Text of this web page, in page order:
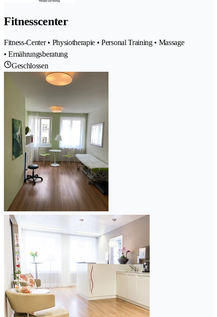
Fitnesscenter
Fitness-Center • Physiotherapie • Personal Training • Massage
• Ernährungsberatung
Geschlossen